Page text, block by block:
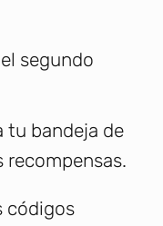
segundo
tu bandeja de
recompensas.
códigos